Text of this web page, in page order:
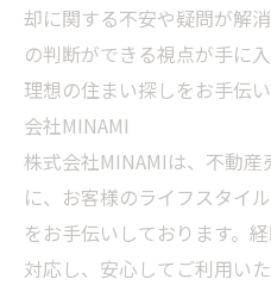
却に関する不安や疑問が解
の判断ができる視点が手に入
理想の住まい探しをお手伝
会社MINAMI
株式会社MINAMIは、不動
に、お客様のライフスタイ
をお手伝いしております。
対応し、安心してご利用い